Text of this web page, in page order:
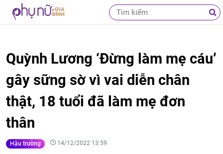
Quỳnh Lương ‘Đừng làm mẹ cáu’
gây sững sờ vì vai diễn chân
thật, 18 tuổi đã làm mẹ đơn
thân
Hậu trường 14/12/2022 13:59